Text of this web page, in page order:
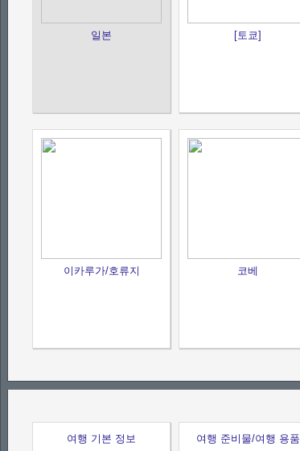
일본 [토쿄]
이카루가/호류지 코베
여행 기본 정보 여행 준비물/여행 용품